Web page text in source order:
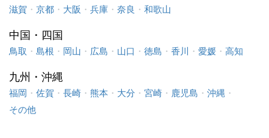
滋賀 ・ 京都 ・ 大阪 ・ 兵庫 ・ 奈良 ・ 和歌山
中国・四国
鳥取 ・ 島根 ・ 岡山 ・ 広島 ・ 山口 ・ 徳島 ・ 香川 ・ 愛媛 ・ 高知
九州・沖縄
福岡 ・ 佐賀 ・ 長崎 ・ 熊本 ・ 大分 ・ 宮崎 ・ 鹿児島 ・ 沖縄 ・
その他